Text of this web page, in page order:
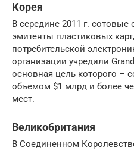
Корея
В середине 2011 г.
эмитенты пластиковых
потребительской
организации учредили
основная цель которого –
объемом $1 млрд и более
мест.
Великобритания
В Соединенном